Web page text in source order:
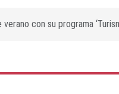
con su programa